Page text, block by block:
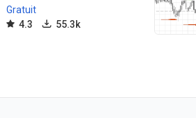
Gratuit
4.3
55.3k